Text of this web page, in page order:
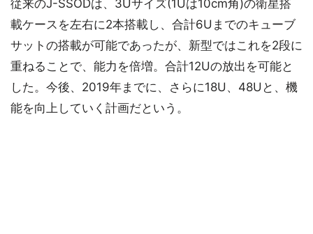
従来のJ-SSODは、3Uサイズ(1Uは10cm角)の衛星搭
載ケースを左右に2本搭載し、合計6Uまでのキューブ
サットの搭載が可能であったが、新型ではこれを2段に
重ねることで、能力を倍増。合計12Uの放出を可能と
した。今後、2019年までに、さらに18U、48Uと、機
能を向上していく計画だという。